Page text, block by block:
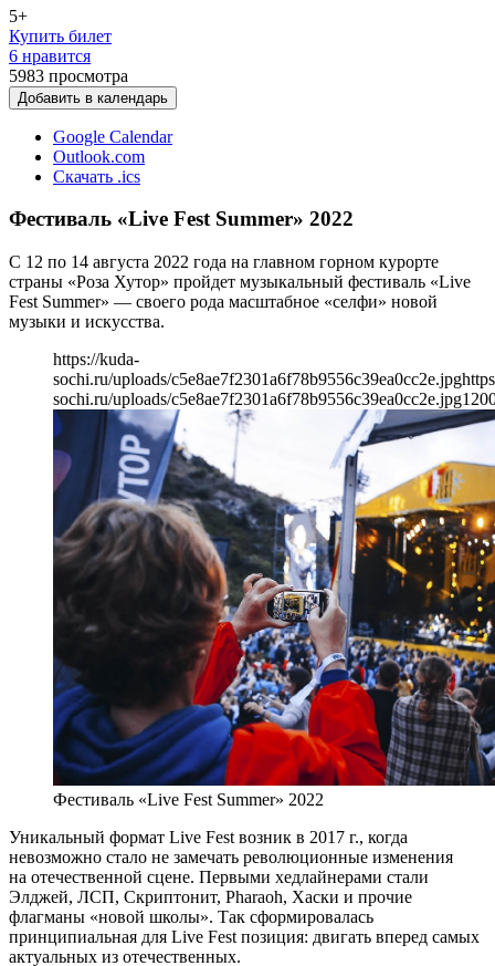
5+
Купить билет
6 нравится
5983 просмотра
Добавить в календарь
Google Calendar
Outlook.com
Скачать .ics
Фестиваль «Live Fest Summer» 2022
С 12 по 14 августа 2022 года на главном горном курорте
страны «Роза Хутор» пройдет музыкальный фестиваль «Live
Fest Summer» — своего рода масштабное «селфи» новой
музыки и искусства.
https://kuda-
sochi.ru/uploads/c5e8ae7f2301a6f78b9556c39ea0cc2e.jpg
sochi.ru/uploads/c5e8ae7f2301a6f78b9556c39ea0cc2e.jpg
Фестиваль «Live Fest Summer» 2022
Уникальный формат Live Fest возник в 2017 г., когда
невозможно стало не замечать революционные изменения
на отечественной сцене. Первыми хедлайнерами стали
Элджей, ЛСП, Скриптонит, Pharaoh, Хаски и прочие
флагманы «новой школы». Так сформировалась
принципиальная для Live Fest позиция: двигать вперед самых
актуальных из отечественных.